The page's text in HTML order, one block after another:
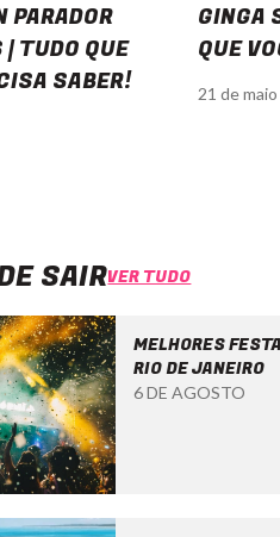
PARADOR
TUDO QUE
SABER!
GINGA
QUE
21 de maio
SAIRVER TUDO
MELHORES
RIO DE JANEIRO
6 DE AGOSTO